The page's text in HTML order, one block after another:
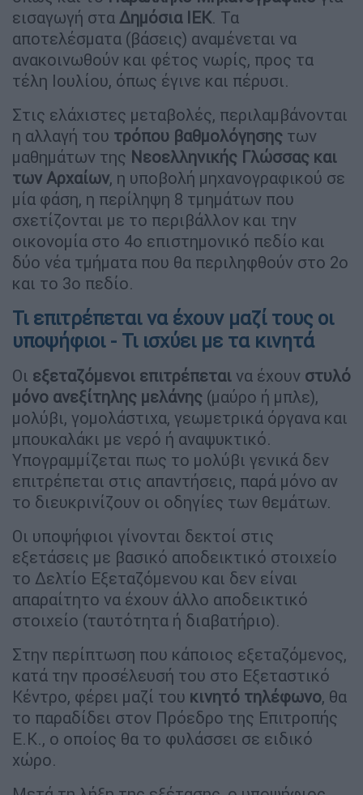
εισαγωγή στα Δημόσια ΙΕΚ. Τα
αποτελέσματα (βάσεις) αναμένεται να
ανακοινωθούν και φέτος νωρίς, προς τα
τέλη Ιουλίου, όπως έγινε και πέρυσι.
Στις ελάχιστες μεταβολές, περιλαμβάνονται
η αλλαγή του τρόπου βαθμολόγησης των
μαθημάτων της Νεοελληνικής Γλώσσας και
των Αρχαίων, η υποβολή μηχανογραφικού σε
μία φάση, η περίληψη 8 τμημάτων που
σχετίζονται με το περιβάλλον και την
οικονομία στο 4ο επιστημονικό πεδίο και
δύο νέα τμήματα που θα περιληφθούν στο 2ο
και το 3ο πεδίο.
Τι επιτρέπεται να έχουν μαζί τους οι
υποψήφιοι - Τι ισχύει με τα κινητά
Οι εξεταζόμενοι επιτρέπεται να έχουν στυλό
μόνο ανεξίτηλης μελάνης (μαύρο ή μπλε),
μολύβι, γομολάστιχα, γεωμετρικά όργανα και
μπουκαλάκι με νερό ή αναψυκτικό.
Υπογραμμίζεται πως το μολύβι γενικά δεν
επιτρέπεται στις απαντήσεις, παρά μόνο αν
το διευκρινίζουν οι οδηγίες των θεμάτων.
Οι υποψήφιοι γίνονται δεκτοί στις
εξετάσεις με βασικό αποδεικτικό στοιχείο
το Δελτίο Εξεταζόμενου και δεν είναι
απαραίτητο να έχουν άλλο αποδεικτικό
στοιχείο (ταυτότητα ή διαβατήριο).
Στην περίπτωση που κάποιος εξεταζόμενος,
κατά την προσέλευσή του στο Εξεταστικό
Κέντρο, φέρει μαζί του κινητό τηλέφωνο, θα
το παραδίδει στον Πρόεδρο της Επιτροπής
Ε.Κ., ο οποίος θα το φυλάσσει σε ειδικό
χώρο.